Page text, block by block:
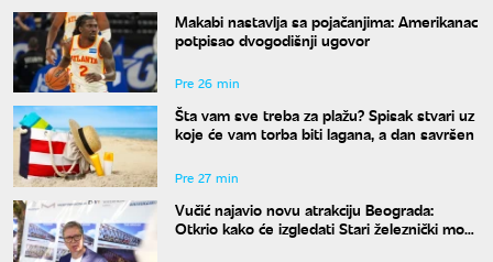
Makabi nastavlja sa pojačanjima: Amerikanac
potpisao dvogodišnji ugovor
Pre 26 min
Šta vam sve treba za plažu? Spisak stvari uz
koje će vam torba biti lagana, a dan savršen
Pre 27 min
Vučić najavio novu atrakciju Beograda:
Otkrio kako će izgledati Stari železnički most